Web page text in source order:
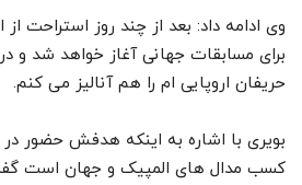
وی ادامه داد: بعد از چند روز استراحت از
برای مسابقات جهانی آغاز خواهد شد و
حریفان اروپایی ام را هم آنالیز می کنم.
بویری با اشاره به اینکه هدفش حضور
کسب مدال های المپیک و جهان است